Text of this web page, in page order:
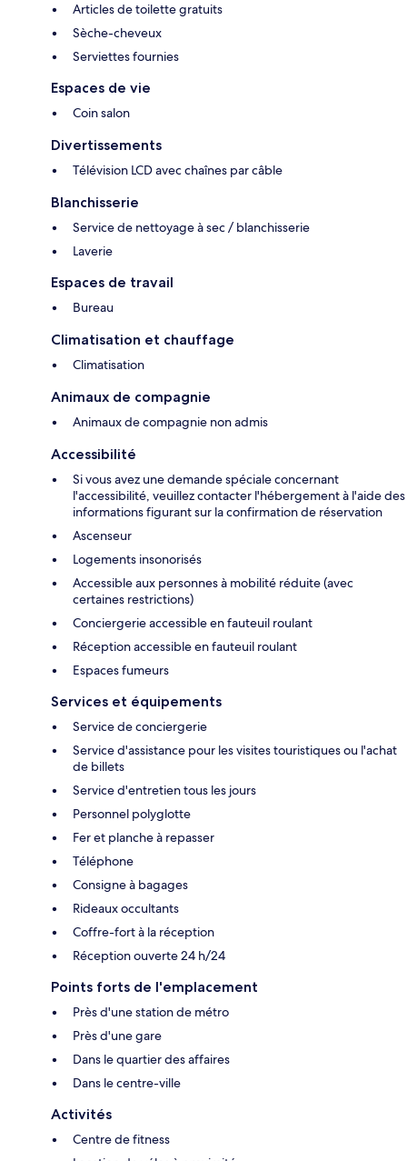
Articles de toilette gratuits
Sèche-cheveux
Serviettes fournies
Espaces de vie
Coin salon
Divertissements
Télévision LCD avec chaînes par câble
Blanchisserie
Service de nettoyage à sec / blanchisserie
Laverie
Espaces de travail
Bureau
Climatisation et chauffage
Climatisation
Animaux de compagnie
Animaux de compagnie non admis
Accessibilité
Si vous avez une demande spéciale concernant
l'accessibilité, veuillez contacter l'hébergement à l'aide des
informations figurant sur la confirmation de réservation
Ascenseur
Logements insonorisés
Accessible aux personnes à mobilité réduite (avec
certaines restrictions)
Conciergerie accessible en fauteuil roulant
Réception accessible en fauteuil roulant
Espaces fumeurs
Services et équipements
Service de conciergerie
Service d'assistance pour les visites touristiques ou l'achat
de billets
Service d'entretien tous les jours
Personnel polyglotte
Fer et planche à repasser
Téléphone
Consigne à bagages
Rideaux occultants
Coffre-fort à la réception
Réception ouverte 24 h/24
Points forts de l'emplacement
Près d'une station de métro
Près d'une gare
Dans le quartier des affaires
Dans le centre-ville
Activités
Centre de fitness